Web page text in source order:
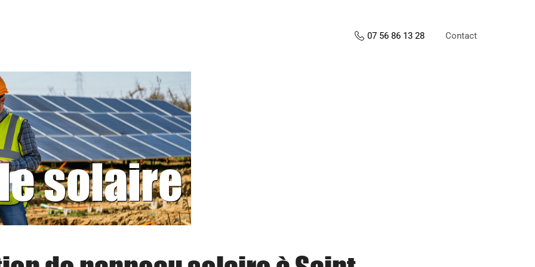
07 56 86 13 28 Contact
solaire